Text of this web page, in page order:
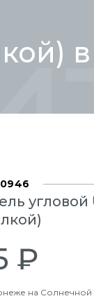
в
угловой
₽
на Солнечной